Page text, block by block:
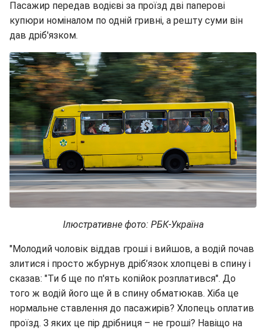
Пасажир передав водієві за проїзд дві паперові
купюри номіналом по одній гривні, а решту суми він
дав дріб'язком.
Ілюстративне фото: РБК-Україна
"Молодий чоловік віддав гроші і вийшов, а водій почав
злитися і просто жбурнув дріб’язок хлопцеві в спину і
сказав: "Ти б ще по п'ять копійок розплатився". До
того ж водій його ще й в спину обматюкав. Хіба це
нормальне ставлення до пасажирів? Хлопець оплатив
проїзд. З яких це пір дрібниця – не гроші? Навіщо на